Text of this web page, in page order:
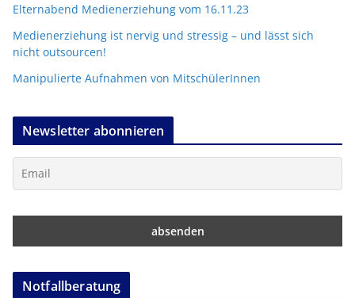
Elternabend Medienerziehung vom 16.11.23
Medienerziehung ist nervig und stressig – und lässt sich
nicht outsourcen!
Manipulierte Aufnahmen von MitschülerInnen
Newsletter abonnieren
Notfallberatung